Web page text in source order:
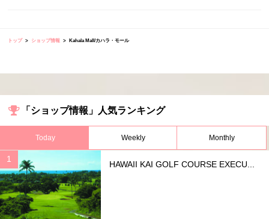
トップ ショップ情報 Kahala Mall/カハラ・モール
「ショップ情報」人気ランキング
Today Weekly Monthly
HAWAII KAI GOLF COURSE EXECU...